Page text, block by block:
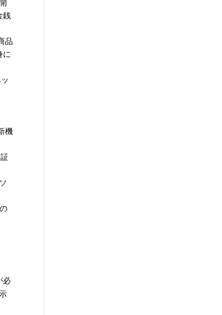
銭
品
に
機
必